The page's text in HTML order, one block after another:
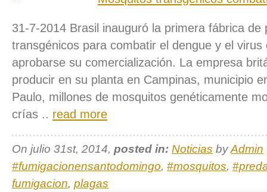
31-7-2014 Brasil inauguró la primera fábrica de
transgénicos para combatir el dengue y el
aprobarse su comercialización. La empresa
producir en su planta en Campinas, municipio
Paulo, millones de mosquitos genéticamente
crías .. read more
On julio 31st, 2014, posted in: Noticias byAdmin
#fumigacionensantodomingo, #mosquitos,
fumigacion, plagas